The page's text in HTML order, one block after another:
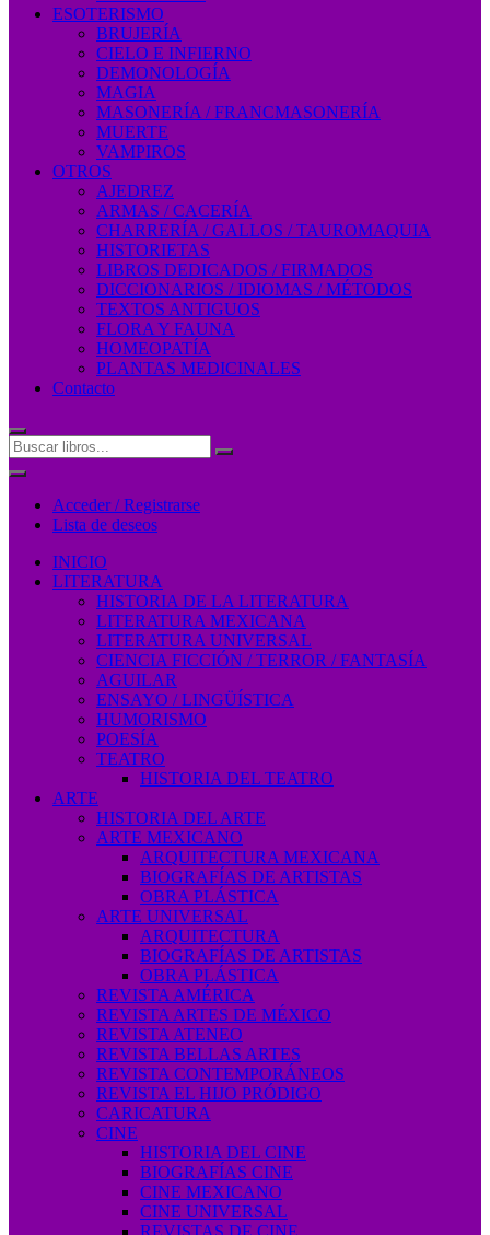
ESOTERISMO
BRUJERÍA
CIELO E INFIERNO
DEMONOLOGÍA
MAGIA
MASONERÍA / FRANCMASONERÍA
MUERTE
VAMPIROS
OTROS
AJEDREZ
ARMAS / CACERÍA
CHARRERÍA / GALLOS / TAUROMAQUIA
HISTORIETAS
LIBROS DEDICADOS / FIRMADOS
DICCIONARIOS / IDIOMAS / MÉTODOS
TEXTOS ANTIGUOS
FLORA Y FAUNA
HOMEOPATÍA
PLANTAS MEDICINALES
Contacto
Acceder / Registrarse
Lista de deseos
INICIO
LITERATURA
HISTORIA DE LA LITERATURA
LITERATURA MEXICANA
LITERATURA UNIVERSAL
CIENCIA FICCIÓN / TERROR / FANTASÍA
AGUILAR
ENSAYO / LINGÜÍSTICA
HUMORISMO
POESÍA
TEATRO
HISTORIA DEL TEATRO
ARTE
HISTORIA DEL ARTE
ARTE MEXICANO
ARQUITECTURA MEXICANA
BIOGRAFÍAS DE ARTISTAS
OBRA PLÁSTICA
ARTE UNIVERSAL
ARQUITECTURA
BIOGRAFÍAS DE ARTISTAS
OBRA PLÁSTICA
REVISTA AMÉRICA
REVISTA ARTES DE MÉXICO
REVISTA ATENEO
REVISTA BELLAS ARTES
REVISTA CONTEMPORÁNEOS
REVISTA EL HIJO PRÓDIGO
CARICATURA
CINE
HISTORIA DEL CINE
BIOGRAFÍAS CINE
CINE MEXICANO
CINE UNIVERSAL
REVISTAS DE CINE